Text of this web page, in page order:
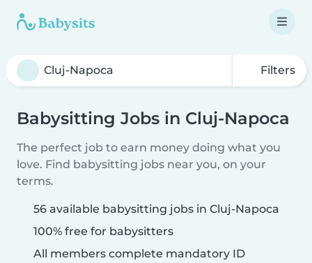
Filters
Babysitting Jobs in Cluj-Napoca
The perfect job to earn money doing what you
love. Find babysitting jobs near you, on your
terms.
56 available babysitting jobs in Cluj-Napoca
100% free for babysitters
All members complete mandatory ID